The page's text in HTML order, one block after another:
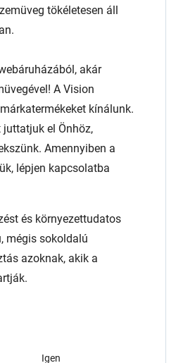
tökéletesen áll
akár
A Vision
kínálunk.
el Önhöz,
Amennyiben a
lépjen kapcsolatba
és környezettudatos
mégis sokoldalú
azoknak, akik a
Igen